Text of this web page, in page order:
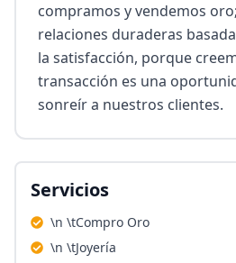
compramos y vendemos
relaciones duraderas
la satisfacción, porque
transacción es una
sonreír a nuestros clientes.
Servicios
\n \tCompro Oro
\n \tJoyería